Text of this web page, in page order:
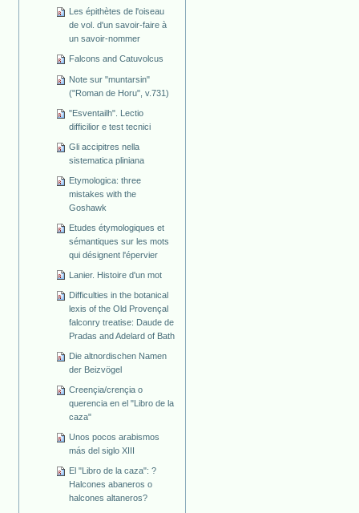
Les épithètes de l'oiseau
de vol. d'un savoir-faire à
un savoir-nommer
Falcons and Catuvolcus
Note sur "muntarsin"
("Roman de Horu", v.731)
"Esventailh". Lectio
difficilior e test tecnici
Gli accipitres nella
sistematica pliniana
Etymologica: three
mistakes with the
Goshawk
Etudes étymologiques et
sémantiques sur les mots
qui désignent l'épervier
Lanier. Histoire d'un mot
Difficulties in the botanical
lexis of the Old Provençal
falconry treatise: Daude de
Pradas and Adelard of Bath
Die altnordischen Namen
der Beizvögel
Creençia/crençia o
querencia en el "Libro de la
caza"
Unos pocos arabismos
más del siglo XIII
El "Libro de la caza": ?
Halcones abaneros o
halcones altaneros?